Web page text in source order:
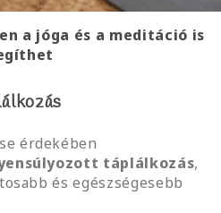
a jóga és a meditáció is
érdekében
táplálkozás,
és egészségesebb